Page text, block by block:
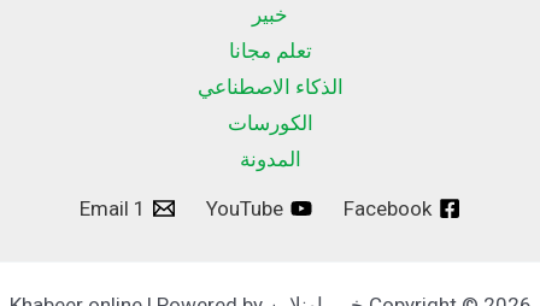
خبير
تعلم مجانا
الذكاء الاصطناعي
الكورسات
المدونة
Facebook
YouTube
Email 1